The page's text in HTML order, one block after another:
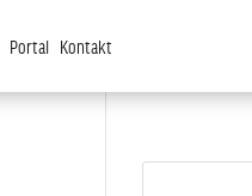
Portal Kontakt